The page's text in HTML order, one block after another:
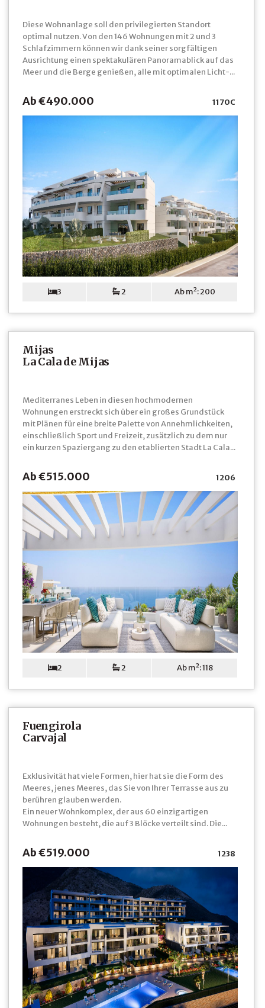
Diese Wohnanlage soll den privilegierten Standort
optimal nutzen. Von den 146 Wohnungen mit 2 und 3
Schlafzimmern können wir dank seiner sorgfältigen
Ausrichtung einen spektakulären Panoramablick auf das
Meer und die Berge genießen, alle mit optimalen Licht-...
Ab €490.000 1170C
3 2 Ab m²: 200
Mijas
La Cala de Mijas
Mediterranes Leben in diesen hochmodernen
Wohnungen erstreckt sich über ein großes Grundstück
mit Plänen für eine breite Palette von Annehmlichkeiten,
einschließlich Sport und Freizeit, zusätzlich zu dem nur
ein kurzen Spaziergang zu den etablierten Stadt La Cala...
Ab €515.000 1206
2 2 Ab m²: 118
Fuengirola
Carvajal
Exklusivität hat viele Formen, hier hat sie die Form des
Meeres, jenes Meeres, das Sie von Ihrer Terrasse aus zu
berühren glauben werden.
Ein neuer Wohnkomplex, der aus 60 einzigartigen
Wohnungen besteht, die auf 3 Blöcke verteilt sind. Die...
Ab €519.000 1238